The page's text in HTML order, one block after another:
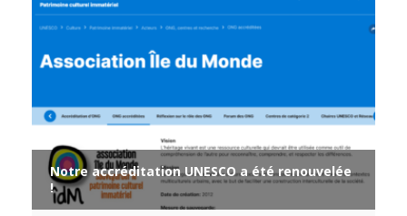
Notre accréditation UNESCO a été renouvelée
!